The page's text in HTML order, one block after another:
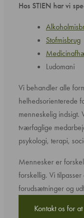
Hos STIEN har vi
Stofmisbrug
Ludomani
Vi behandler alle
helhedsorienterede
menneskelig indsigt.
tværfaglige
psykologi, terapi,
Mennesker er
forskellig. Vi
forudsætninger og
Kontakt os for